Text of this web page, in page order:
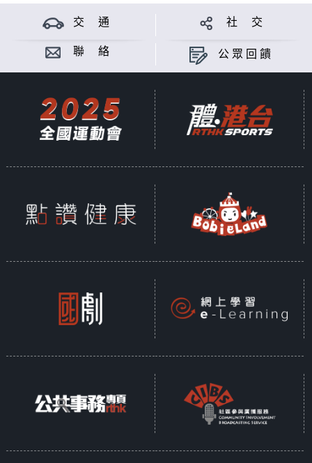
交 通 社 交
聯 絡 公眾回饋